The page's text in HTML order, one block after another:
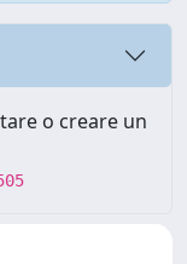
o creare un